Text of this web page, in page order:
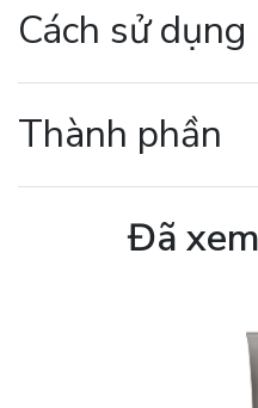
Cách sử dụng
Thành phần
Đã